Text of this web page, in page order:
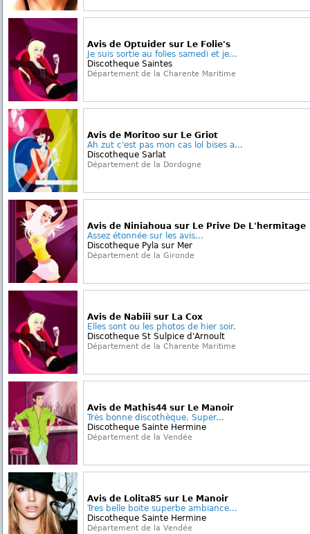
Avis de Optuider sur Le Folie's
Je suis sortie au folies samedi et je...
Discotheque Saintes
Département de la Charente Maritime
Avis de Moritoo sur Le Griot
Ah zut c'est pas mon cas lol bises a...
Discotheque Sarlat
Département de la Dordogne
Avis de Niniahoua sur Le Prive De L'hermitage
Assez étonnée sur les avis...
Discotheque Pyla sur Mer
Département de la Gironde
Avis de Nabiii sur La Cox
Elles sont ou les photos de hier soir.
Discotheque St Sulpice d'Arnoult
Département de la Charente Maritime
Avis de Mathis44 sur Le Manoir
Très bonne discothèque. Super...
Discotheque Sainte Hermine
Département de la Vendée
Avis de Lolita85 sur Le Manoir
Tres belle boite superbe ambiance...
Discotheque Sainte Hermine
Département de la Vendée